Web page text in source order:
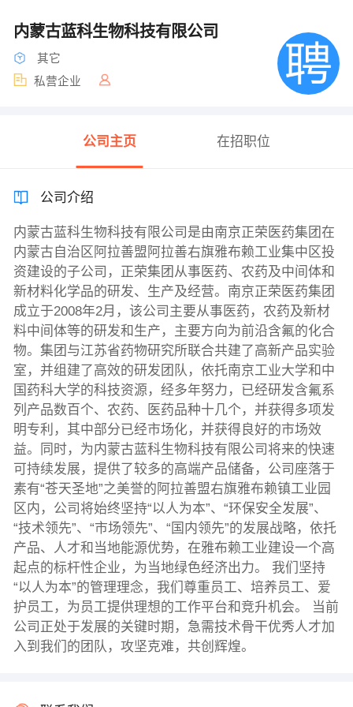
内蒙古蓝科生物科技有限公司
其它
私营企业
公司主页 在招职位
公司介绍
内蒙古蓝科生物科技有限公司是由南京正荣医药集团在
内蒙古自治区阿拉善盟阿拉善右旗雅布赖工业集中区投
资建设的子公司，正荣集团从事医药、农药及中间体和
新材料化学品的研发、生产及经营。南京正荣医药集团
成立于2008年2月，该公司主要从事医药，农药及新材
料中间体等的研发和生产，主要方向为前沿含氟的化合
物。集团与江苏省药物研究所联合共建了高新产品实验
室，并组建了高效的研发团队，依托南京工业大学和中
国药科大学的科技资源，经多年努力，已经研发含氟系
列产品数百个、农药、医药品种十几个，并获得多项发
明专利，其中部分已经市场化，并获得良好的市场效
益。同时，为内蒙古蓝科生物科技有限公司将来的快速
可持续发展，提供了较多的高端产品储备，公司座落于
素有“苍天圣地”之美誉的阿拉善盟右旗雅布赖镇工业园
区内，公司将始终坚持“以人为本”、“环保安全发展”、
“技术领先”、“市场领先”、“国内领先”的发展战略，依托
产品、人才和当地能源优势，在雅布赖工业建设一个高
起点的标杆性企业，为当地绿色经济出力。 我们坚持
“以人为本”的管理理念，我们尊重员工、培养员工、爱
护员工，为员工提供理想的工作平台和竞升机会。 当前
公司正处于发展的关键时期，急需技术骨干优秀人才加
入到我们的团队，攻坚克难，共创辉煌。